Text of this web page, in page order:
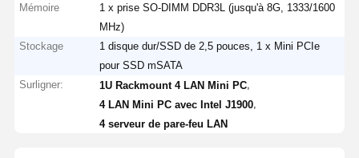
Mémoire
1 x prise SO-DIMM DDR3L (jusqu'à 8G, 1333/1600
MHz)
Stockage
1 disque dur/SSD de 2,5 pouces, 1 x Mini PCIe
pour SSD mSATA
Surligner:
1U Rackmount 4 LAN Mini PC
4 LAN Mini PC avec Intel J1900
4 serveur de pare-feu LAN